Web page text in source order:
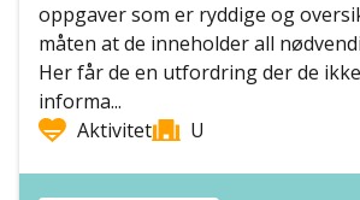
oppgaver som er ryddige og
måten at de inneholder all
Her får de en utfordring der de
informa...
Aktivitet
U